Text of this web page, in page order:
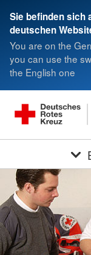
Sie befinden sich
deutschen
You are on the
you can use the
the English one